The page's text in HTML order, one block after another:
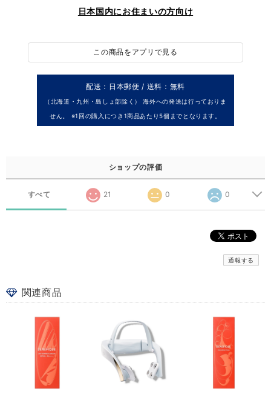
日本国内にお住まいの方向け
この商品をアプリで見る
配送：日本郵便 / 送料：無料
（北海道・九州・島しょ部除く） 海外への発送は行っておりま
せん。 ※1回の購入につき1商品あたり5個までとなります。
ショップの評価
すべて 21 0 0
通報する
関連商品